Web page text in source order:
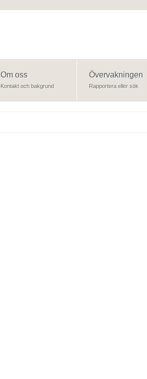
Om oss
Kontakt och bakgrund
Övervakningen
Rapportera eller sök